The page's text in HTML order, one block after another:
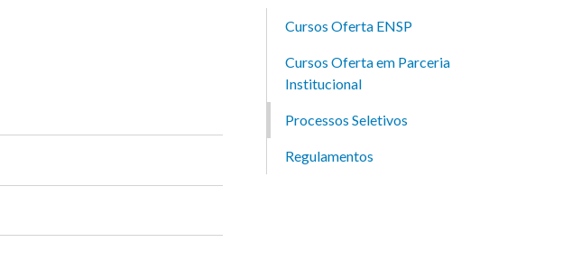
Cursos Oferta ENSP
Cursos Oferta em Parceria
Institucional
Processos Seletivos
Regulamentos